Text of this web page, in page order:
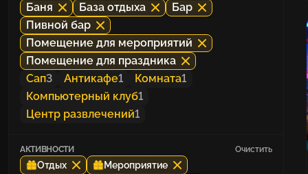
Баня
База отдыха
Бар
Пивной бар
Помещение для мероприятий
Помещение для праздника
Сап3 Антикафе1 Комната1
Компьютерный клуб1
Центр развлечений1
АКТИВНОСТИ Очистить
Отдых
Мероприятие